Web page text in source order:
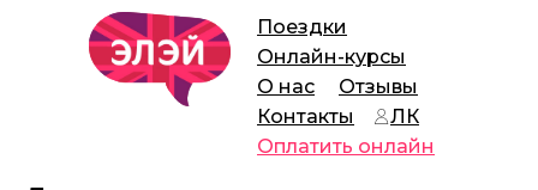
Поездки
Онлайн-курсы
О нас
Отзывы
Контакты
Оплатить онлайн
ЛК